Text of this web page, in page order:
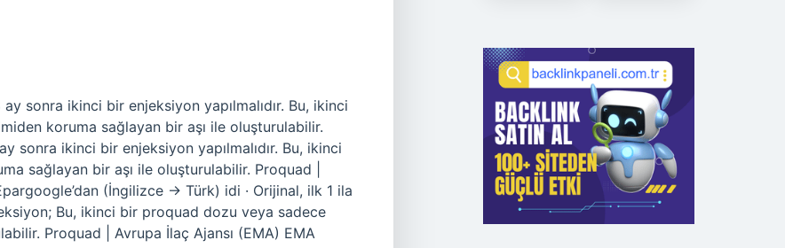
sonra ikinci bir enjeksiyon yapılmalıdır. Bu, ikinci
koruma sağlayan bir aşı ile oluşturulabilir.
sonra ikinci bir enjeksiyon yapılmalıdır. Bu, ikinci
sağlayan bir aşı ile oluşturulabilir. Proquad |
(İngilizce → Türk) idi · Orijinal, ilk 1 ila
Bu, ikinci bir proquad dozu veya sadece
Proquad | Avrupa İlaç Ajansı (EMA) EMA